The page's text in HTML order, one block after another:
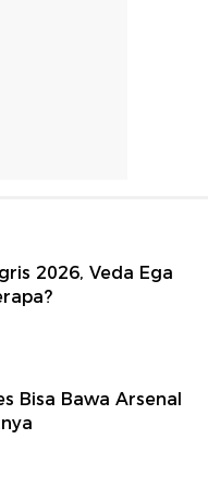
2026, Veda Ega
Bisa Bawa Arsenal